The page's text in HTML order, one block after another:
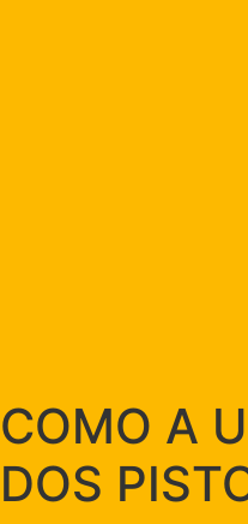
COMO A
DOS